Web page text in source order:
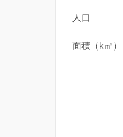
人口
面積（k㎡）